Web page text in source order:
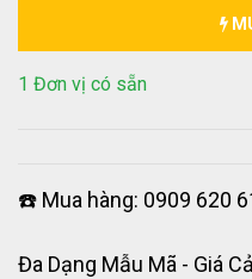
1 Đơn vị có sẵn
☎️ Mua hàng: 0909 620
Đa Dạng Mẫu Mã - Giá